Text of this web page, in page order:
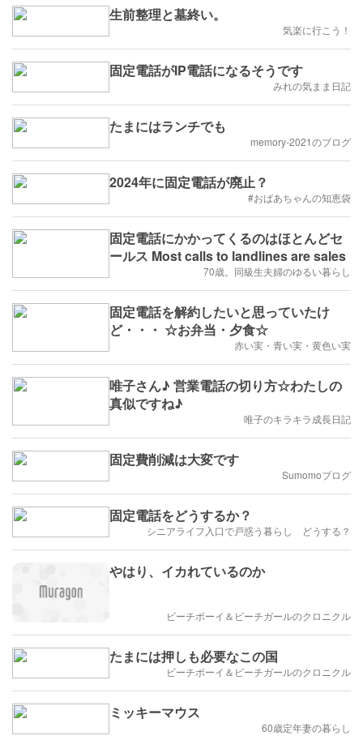
生前整理と墓終い。
気楽に行こう！
固定電話がIP電話になるそうです
みれの気まま日記
たまにはランチでも
memory-2021のブログ
2024年に固定電話が廃止？
#おばあちゃんの知恵袋
固定電話にかかってくるのはほとんどセ
ールス Most calls to landlines are sales
70歳。同級生夫婦のゆるい暮らし
固定電話を解約したいと思っていたけ
ど・・・ ☆お弁当・夕食☆
赤い実・青い実・黄色い実
唯子さん♪ 営業電話の切り方☆わたしの
真似ですね♪
唯子のキラキラ成長日記
固定費削減は大変です
Sumomoブログ
固定電話をどうするか？
シニアライフ入口で戸惑う暮らし どうする？
やはり、イカれているのか
ビーチボーイ＆ビーチガールのクロニクル
たまには押しも必要なこの国
ビーチボーイ＆ビーチガールのクロニクル
ミッキーマウス
60歳定年妻の暮らし